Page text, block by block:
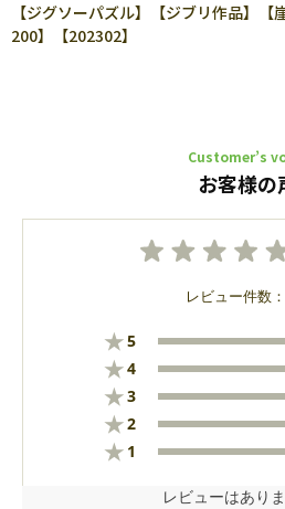
【ジグソーパズル】【ジブリ作品】
200】【202302】
Customer’s
お客様の
レビュー件数：
★5
★4
★3
★2
★ 1
レビューはありま